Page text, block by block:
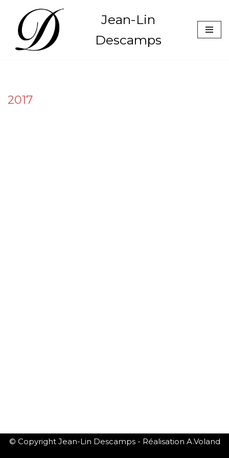
Aller
contenu
Jean-Lin
Descamps
2017
© Copyright Jean-Lin Descamps - Réalisation A.Voland